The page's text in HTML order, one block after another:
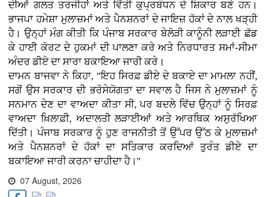
ਦੀਆਂ ਗਲਤ ਤਰਜੀਹਾਂ ਅਤੇ ਵਿੱਤੀ ਕੁਪ੍ਰਬੰਧਨ ਦੇ ਸ਼ਿਕਾਰ ਬਣੇ ਹਨ।
ਭਾਜਪਾ ਹਮੇਸ਼ਾ ਮੁਲਾਜ਼ਮਾਂ ਅਤੇ ਪੈਨਸ਼ਨਰਾਂ ਦੇ ਜਾਇਜ਼ ਹੱਕਾਂ ਦੇ ਨਾਲ ਖੜ੍ਹੀ
ਹੈ। ਉਨ੍ਹਾਂ ਮੰਗ ਕੀਤੀ ਕਿ ਪੰਜਾਬ ਸਰਕਾਰ ਬੇਲੋੜੀ ਕਾਨੂੰਨੀ ਲੜਾਈ ਛੱਡ
ਕੇ ਹਾਈ ਕੋਰਟ ਦੇ ਹੁਕਮਾਂ ਦੀ ਪਾਲਣਾ ਕਰੇ ਅਤੇ ਨਿਰਧਾਰਤ ਸਮਾਂ-ਸੀਮਾ
ਅੰਦਰ ਡੀਏ ਦਾ ਸਾਰਾ ਬਕਾਇਆ ਜਾਰੀ ਕਰੇ।
ਦਾਮਨ ਬਾਜਵਾ ਨੇ ਕਿਹਾ, "ਇਹ ਸਿਰਫ਼ ਡੀਏ ਦੇ ਬਕਾਏ ਦਾ ਮਾਮਲਾ ਨਹੀਂ,
ਸਗੋਂ ਉਸ ਸਰਕਾਰ ਦੀ ਭਰੋਸੇਯੋਗਤਾ ਦਾ ਸਵਾਲ ਹੈ ਜਿਸ ਨੇ ਮੁਲਾਜ਼ਮਾਂ ਨੂੰ
ਸਨਮਾਨ ਦੇਣ ਦਾ ਵਾਅਦਾ ਕੀਤਾ ਸੀ, ਪਰ ਬਦਲੇ ਵਿੱਚ ਉਨ੍ਹਾਂ ਨੂੰ ਸਿਰਫ਼
ਵਾਅਦਾ ਖ਼ਿਲਾਫ਼ੀ, ਅਦਾਲਤੀ ਲੜਾਈਆਂ ਅਤੇ ਆਰਥਿਕ ਅਸੁਰੱਖਿਆ
ਦਿੱਤੀ। ਪੰਜਾਬ ਸਰਕਾਰ ਨੂੰ ਹੁਣ ਰਾਜਨੀਤੀ ਤੋਂ ਉੱਪਰ ਉੱਠ ਕੇ ਮੁਲਾਜ਼ਮਾਂ
ਅਤੇ ਪੈਨਸ਼ਨਰਾਂ ਦੇ ਹੱਕਾਂ ਦਾ ਸਤਿਕਾਰ ਕਰਦਿਆਂ ਤੁਰੰਤ ਡੀਏ ਦਾ
ਬਕਾਇਆ ਜਾਰੀ ਕਰਨਾ ਚਾਹੀਦਾ ਹੈ।"
07 August, 2026